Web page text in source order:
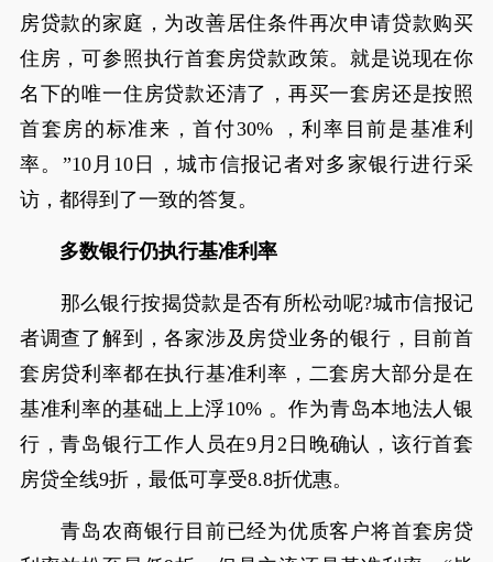
房贷款的家庭，为改善居住条件再次申请贷款购买
住房，可参照执行首套房贷款政策。就是说现在你
名下的唯一住房贷款还清了，再买一套房还是按照
首套房的标准来，首付30% ，利率目前是基准利
率。”10月10日，城市信报记者对多家银行进行采
访，都得到了一致的答复。
多数银行仍执行基准利率
那么银行按揭贷款是否有所松动呢?城市信报记
者调查了解到，各家涉及房贷业务的银行，目前首
套房贷利率都在执行基准利率，二套房大部分是在
基准利率的基础上上浮10% 。作为青岛本地法人银
行，青岛银行工作人员在9月2日晚确认，该行首套
房贷全线9折，最低可享受8.8折优惠。
青岛农商银行目前已经为优质客户将首套房贷